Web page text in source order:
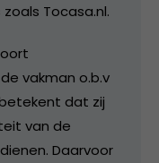
Tocasa.nl.
vakman o.b.v
dat zij
van de
Daarvoor